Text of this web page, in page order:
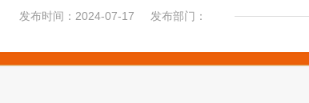
发布时间：2024-07-17 发布部门：